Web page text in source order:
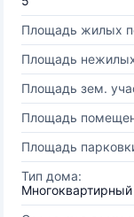
Площадь жилых
Площадь
Площадь зем.
Площадь
Площадь
Тип дома: